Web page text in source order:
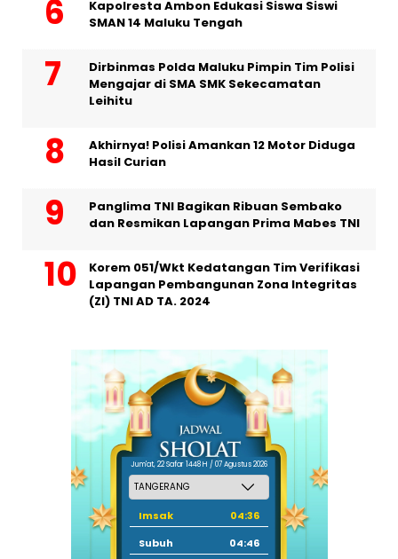
Kapolresta Ambon Edukasi Siswa Siswi
SMAN 14 Maluku Tengah
Dirbinmas Polda Maluku Pimpin Tim Polisi
Mengajar di SMA SMK Sekecamatan
Leihitu
Akhirnya! Polisi Amankan 12 Motor Diduga
Hasil Curian
Panglima TNI Bagikan Ribuan Sembako
dan Resmikan Lapangan Prima Mabes TNI
Korem 051/Wkt Kedatangan Tim Verifikasi
Lapangan Pembangunan Zona Integritas
(ZI) TNI AD TA. 2024
Jum'at, 22 Safar 1448 H / 07 Agustus 2026
Imsak
04:36
Subuh
04:46